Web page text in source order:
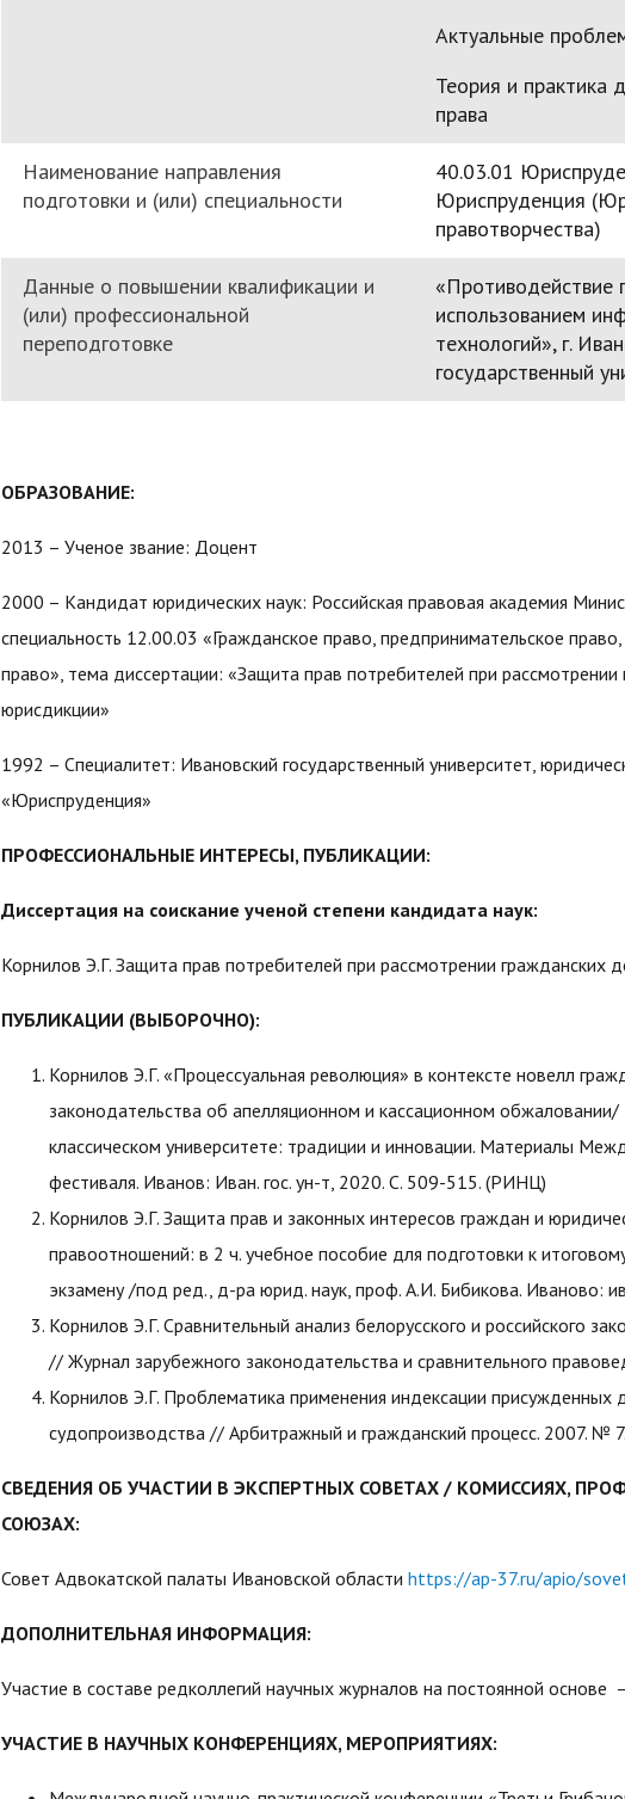
Актуальные
Теория и практика
права
Наименование направления
подготовки и (или) специальности
40.03.01
Юриспруденция
правотворчества)
Данные о повышении квалификации и
(или) профессиональной
переподготовке
«Противодействие
использованием
технологий», г.
государственный
ОБРАЗОВАНИЕ:
2013 – Ученое звание: Доцент
2000 – Кандидат юридических наук: Российская правовая академия
специальность 12.00.03 «Гражданское право, предпринимательское
право», тема диссертации: «Защита прав потребителей при
юрисдикции»
1992 – Специалитет: Ивановский государственный университет,
«Юриспруденция»
ПРОФЕССИОНАЛЬНЫЕ ИНТЕРЕСЫ, ПУБЛИКАЦИИ:
Диссертация на соискание ученой степени кандидата наук:
Корнилов Э.Г. Защита прав потребителей при рассмотрении
ПУБЛИКАЦИИ (ВЫБОРОЧНО):
Корнилов Э.Г. «Процессуальная революция» в контексте новелл
законодательства об апелляционном и кассационном
классическом университете: традиции и инновации. Материалы
фестиваля. Иванов: Иван. гос. ун-т, 2020. С. 509-515. (РИНЦ)
Корнилов Э.Г. Защита прав и законных интересов граждан и
правоотношений: в 2 ч. учебное пособие для подготовки к
экзамену /под ред., д-ра юрид. наук, проф. А.И. Бибикова. Иваново:
Корнилов Э.Г. Сравнительный анализ белорусского и российского
// Журнал зарубежного законодательства и сравнительного
Корнилов Э.Г. Проблематика применения индексации присужденных
судопроизводства // Арбитражный и гражданский процесс. 2007. №
СВЕДЕНИЯ ОБ УЧАСТИИ В ЭКСПЕРТНЫХ СОВЕТАХ / КОМИССИЯХ,
СОЮЗАХ:
Совет Адвокатской палаты Ивановской области https://ap-37.ru/apio/
ДОПОЛНИТЕЛЬНАЯ ИНФОРМАЦИЯ:
Участие в составе редколлегий научных журналов на постоянной
УЧАСТИЕ В НАУЧНЫХ КОНФЕРЕНЦИЯХ, МЕРОПРИЯТИЯХ: